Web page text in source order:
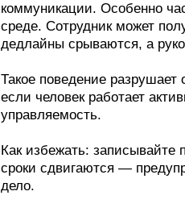
коммуникации. Особенно
среде. Сотрудник может
дедлайны срываются, а
Такое поведение
если человек работает
управляемость.
Как избежать: записывайте
сроки сдвигаются —
дело.